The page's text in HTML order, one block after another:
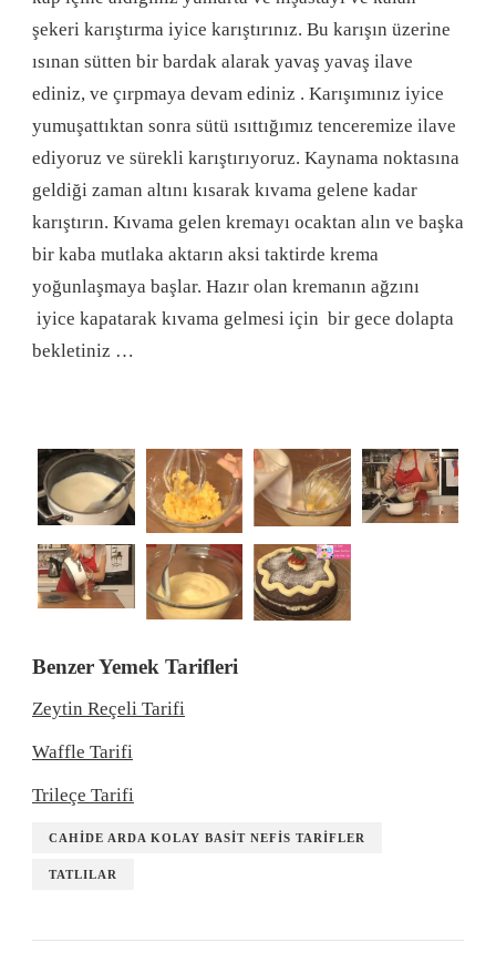
şekeri karıştırma iyice karıştırınız. Bu karışın üzerine
ısınan sütten bir bardak alarak yavaş yavaş ilave
ediniz, ve çırpmaya devam ediniz . Karışımınız iyice
yumuşattıktan sonra sütü ısıttığımız tenceremize ilave
ediyoruz ve sürekli karıştırıyoruz. Kaynama noktasına
geldiği zaman altını kısarak kıvama gelene kadar
karıştırın. Kıvama gelen kremayı ocaktan alın ve başka
bir kaba mutlaka aktarın aksi taktirde krema
yoğunlaşmaya başlar. Hazır olan kremanın ağzını
iyice kapatarak kıvama gelmesi için bir gece dolapta
bekletiniz …
Benzer Yemek Tarifleri
Zeytin Reçeli Tarifi
Waffle Tarifi
Trileçe Tarifi
CAHIDE ARDA KOLAY BASIT NEFIS TARIFLER
TATLILAR